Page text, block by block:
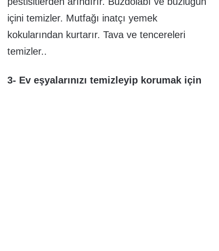
içini temizler. Mutfağı inatçı yemek
kokularından kurtarır. Tava ve tencereleri
temizler..
3- Ev eşyalarınızı temizleyip korumak için